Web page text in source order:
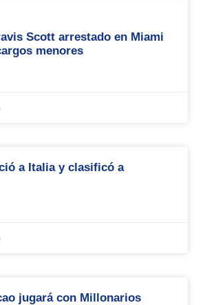
Scott arrestado en Miami
menores
a Italia y clasificó a
jugará con Millonarios